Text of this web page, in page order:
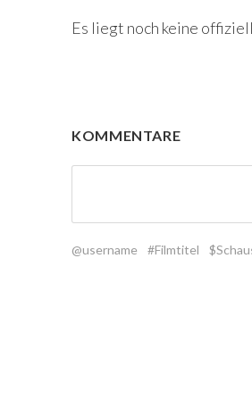
Es liegt noch keine
KOMMENTARE
@username #Filmtitel